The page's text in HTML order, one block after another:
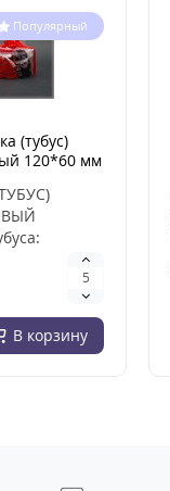
Популярный
(тубус)
120*60 мм
мм
В корзину